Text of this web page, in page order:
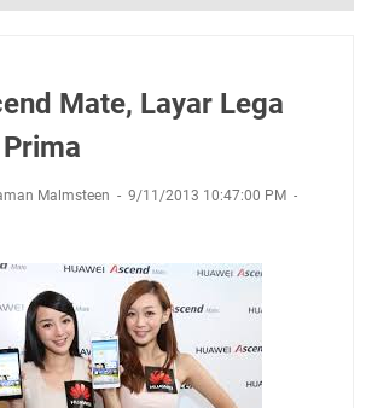
Mate, Layar Lega
Malmsteen
9/11/2013 10:47:00 PM